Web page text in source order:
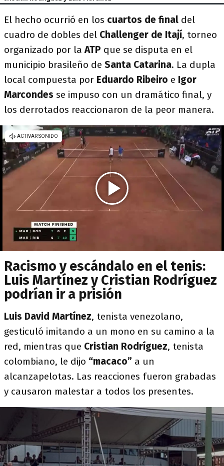
El hecho ocurrió en los cuartos de final del
cuadro de dobles del Challenger de Itají, torneo
organizado por laATP que se disputa en el
municipio brasileño de Santa Catarina. La dupla
local compuesta por Eduardo Ribeiro e Igor
Marcondes se impuso con un dramático final, y
los derrotados reaccionaron de la peor manera.
Racismo y escándalo en el tenis:
Luis Martínez y Cristian Rodríguez
podrían ir a prisión
Luis David Martínez, tenista venezolano,
gesticuló imitando a un mono en su camino a la
red, mientras que Cristian Rodríguez, tenista
colombiano, le dijo “macaco” a un
alcanzapelotas. Las reacciones fueron grabadas
y causaron malestar a todos los presentes.